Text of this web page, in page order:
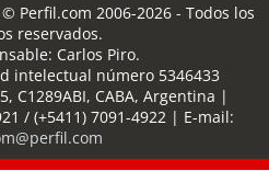
Perfil.com 2006-2026 - Todos los
reservados.
Carlos Piro.
intelectual número 5346433
, C1289ABI, CABA, Argentina |
/ (+5411) 7091-4922 | E-mail: